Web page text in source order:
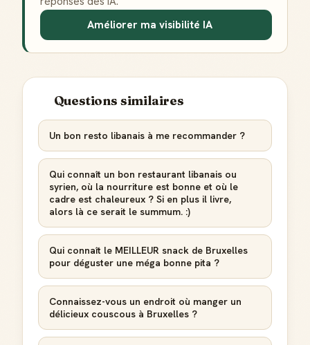
Améliorer ma visibilité IA
Questions similaires
Un bon resto libanais à me recommander ?
Qui connaît un bon restaurant libanais ou
syrien, où la nourriture est bonne et où le
cadre est chaleureux ? Si en plus il livre,
alors là ce serait le summum. :)
Qui connaît le MEILLEUR snack de Bruxelles
pour déguster une méga bonne pita ?
Connaissez-vous un endroit où manger un
délicieux couscous à Bruxelles ?
Badge Guide Local
Score de réputation
Gagne des points à chaque contribution utile
Reconnaissance locale
Deviens une référence dans ta ville
Sois notifié quand ton avis aide quelqu'un
Créer mon compte Guide